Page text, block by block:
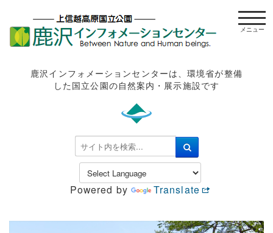
鹿沢インフォメーションセンターは、環境省が整備
した国立公園の自然案内・展示施設です
検
索
.
Powered by Translate
t
o
n